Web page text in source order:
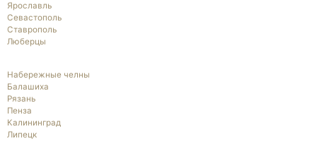
Ярославль
Севастополь
Ставрополь
Люберцы
Набережные челны
Балашиха
Рязань
Пенза
Калининград
Липецк